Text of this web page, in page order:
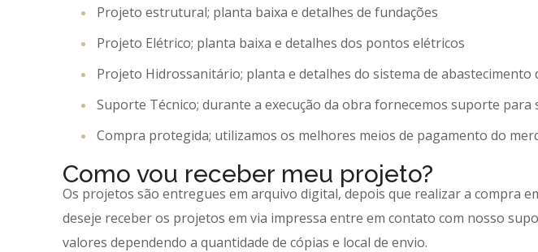
Projeto estrutural; planta baixa e detalhes de fundações
Projeto Elétrico; planta baixa e detalhes dos pontos elétricos
Projeto Hidrossanitário; planta e detalhes do sistema de abastecimento
Suporte Técnico; durante a execução da obra fornecemos suporte
Compra protegida; utilizamos os melhores meios de pagamento do
Como vou receber meu projeto?
Os projetos são entregues em arquivo digital, depois que realizar a compra
deseje receber os projetos em via impressa entre em contato com nosso
valores dependendo a quantidade de cópias e local de envio.